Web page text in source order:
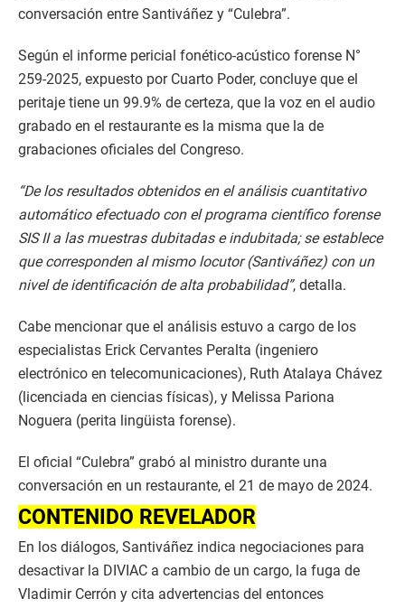
conversación entre Santiváñez y “Culebra”.
Según el informe pericial fonético-acústico forense N°
259-2025, expuesto por Cuarto Poder, concluye que el
peritaje tiene un 99.9% de certeza, que la voz en el audio
grabado en el restaurante es la misma que la de
grabaciones oficiales del Congreso.
“De los resultados obtenidos en el análisis cuantitativo
automático efectuado con el programa científico forense
SIS II a las muestras dubitadas e indubitada; se establece
que corresponden al mismo locutor (Santiváñez) con un
nivel de identificación de alta probabilidad”, detalla.
Cabe mencionar que el análisis estuvo a cargo de los
especialistas Erick Cervantes Peralta (ingeniero
electrónico en telecomunicaciones), Ruth Atalaya Chávez
(licenciada en ciencias físicas), y Melissa Pariona
Noguera (perita lingüista forense).
El oficial “Culebra” grabó al ministro durante una
conversación en un restaurante, el 21 de mayo de 2024.
CONTENIDO REVELADOR
En los diálogos, Santiváñez indica negociaciones para
desactivar la DIVIAC a cambio de un cargo, la fuga de
Vladimir Cerrón y cita advertencias del entonces